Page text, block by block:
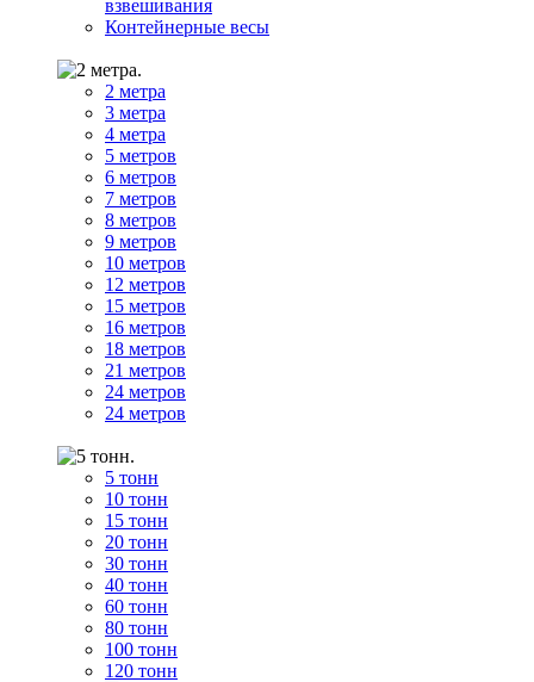
взвешивания
Контейнерные весы
2 метра
3 метра
4 метра
5 метров
6 метров
7 метров
8 метров
9 метров
10 метров
12 метров
15 метров
16 метров
18 метров
21 метров
24 метров
24 метров
5 тонн
10 тонн
15 тонн
20 тонн
30 тонн
40 тонн
60 тонн
80 тонн
100 тонн
120 тонн